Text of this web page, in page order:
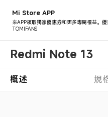
Mi Store APP
來APP領取獨家優惠券和更多專屬權益。優
TOMIFANS
Redmi Note 13
概述 規